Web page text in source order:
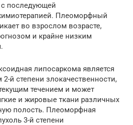
с последующей
Плеоморфный
во взрослом возрасте,
и крайне низким
липосаркома является
й степени злокачественности,
течением и может
и жировые ткани различных
полость. Плеоморфная
3-й степени